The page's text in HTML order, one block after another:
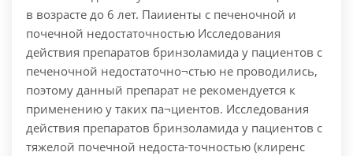
в возрасте до 6 лет. Паииенты с печеночной и
почечной недостаточностью Исследования
действия препаратов бринзоламида у пациентов с
печеночной недостаточно¬стью не проводились,
поэтому данный препарат не рекомендуется к
применению у таких па¬циентов. Исследования
действия препаратов бринзоламида у пациентов с
тяжелой почечной недоста-точностью (клиренс